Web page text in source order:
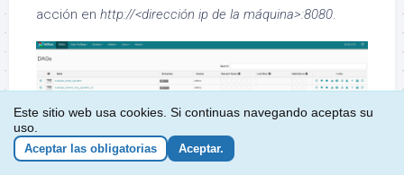
acción en http://<dirección ip de la máquina>:8080
Este sitio web usa cookies. Si continuas navegando aceptas su
uso.
Aceptar las obligatorias Aceptar.